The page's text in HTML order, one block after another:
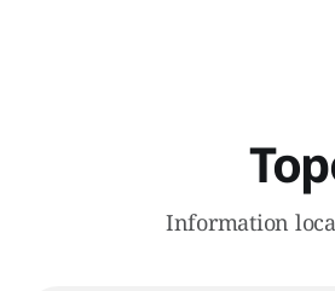
Information